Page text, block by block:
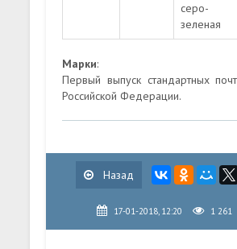
серо-
зеленая
Марки:
Первый выпуск стандартных
Российской Федерации.
Назад
17-01-2018, 12:20 1 261